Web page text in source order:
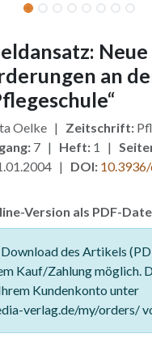
Neue
an
Oelke | Zeitschrift:
7 | Heft: 1 |
| DOI:
Version als PDF-
des Artikels
Kauf/Zahlung möglich.
Kundenkonto unter
verlag.de/my/orders/